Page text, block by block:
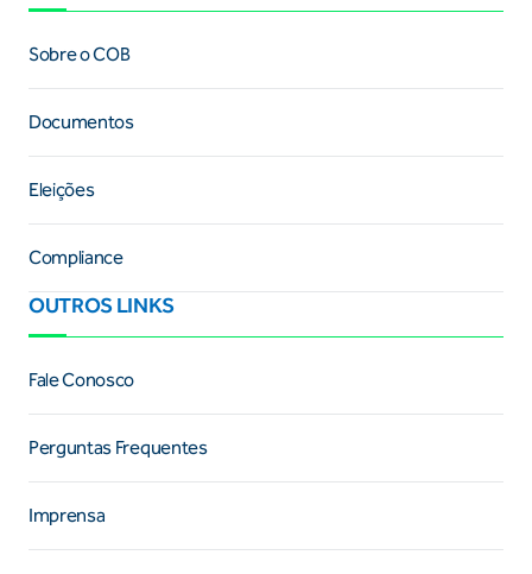
Sobre o COB
Documentos
Eleições
Compliance
OUTROS LINKS
Fale Conosco
Perguntas Frequentes
Imprensa